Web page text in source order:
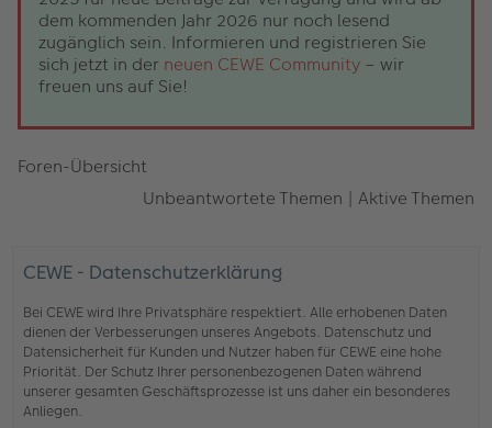
dem kommenden Jahr 2026 nur noch lesend
zugänglich sein. Informieren und registrieren Sie
sich jetzt in der neuen CEWE Community – wir
freuen uns auf Sie!
Foren-Übersicht
Unbeantwortete Themen | Aktive Themen
CEWE - Datenschutzerklärung
Bei CEWE wird Ihre Privatsphäre respektiert. Alle erhobenen Daten
dienen der Verbesserungen unseres Angebots. Datenschutz und
Datensicherheit für Kunden und Nutzer haben für CEWE eine hohe
Priorität. Der Schutz Ihrer personenbezogenen Daten während
unserer gesamten Geschäftsprozesse ist uns daher ein besonderes
Anliegen.